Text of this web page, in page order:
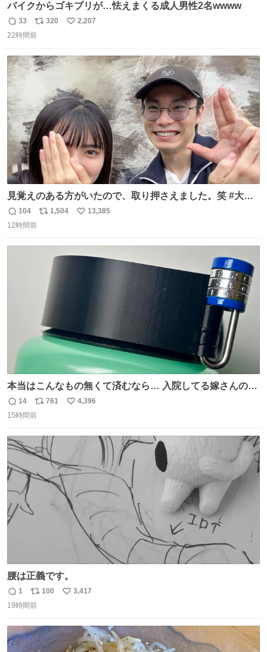
バイクからゴキブリが…怯えまくる成人男性2名wwww
返
信
33
リ
ポ
ト
320
い
数
2,207
22時間前
見覚えのある方がいたので、取り押さえました。笑 #大追
跡 #鈴木浩文 さん
返
信
104
リ
1,504
い
数
13,385
12時間前
本当はこんなもの無くて済むなら… 入院してる嫁さんの病
棟、共同の冷蔵庫の中身を勝手に触る輩がおるのだけど、
ナルゲンボトルの中身が減っている事案が起きたらしい。
ないと蓋が回せないやつ』を作ったぞ…
返
信
14
リ
ポ
ト
数
761
い
4,396
15時間前
腰は正義です。
返
信
1
リ
ポ
ト
数
100
い
数
3,417
19時間前